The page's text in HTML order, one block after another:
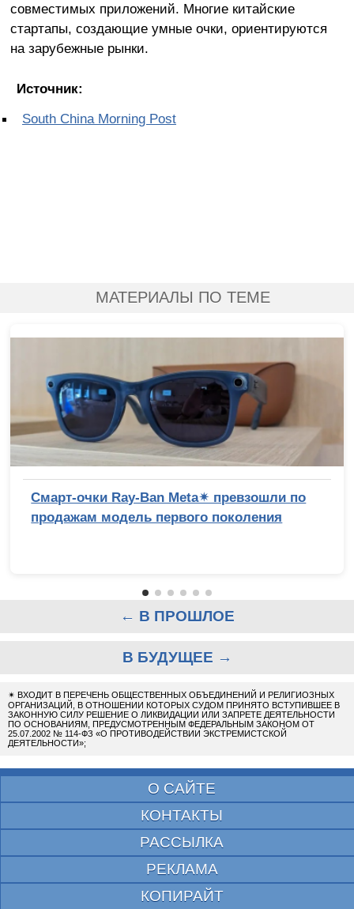
совместимых приложений. Многие китайские
стартапы, создающие умные очки, ориентируются
на зарубежные рынки.
Источник:
South China Morning Post
МАТЕРИАЛЫ ПО ТЕМЕ
Смарт-очки Ray-Ban Meta✴ превзошли по
продажам модель первого поколения
← В ПРОШЛОЕ
В БУДУЩЕЕ →
✴ ВХОДИТ В ПЕРЕЧЕНЬ ОБЩЕСТВЕННЫХ ОБЪЕДИНЕНИЙ И РЕЛИГИОЗНЫХ
ОРГАНИЗАЦИЙ, В ОТНОШЕНИИ КОТОРЫХ СУДОМ ПРИНЯТО ВСТУПИВШЕЕ В
ЗАКОННУЮ СИЛУ РЕШЕНИЕ О ЛИКВИДАЦИИ ИЛИ ЗАПРЕТЕ ДЕЯТЕЛЬНОСТИ
ПО ОСНОВАНИЯМ, ПРЕДУСМОТРЕННЫМ ФЕДЕРАЛЬНЫМ ЗАКОНОМ ОТ
25.07.2002 № 114-ФЗ «О ПРОТИВОДЕЙСТВИИ ЭКСТРЕМИСТСКОЙ
ДЕЯТЕЛЬНОСТИ»;
О САЙТЕ
КОНТАКТЫ
РАССЫЛКА
РЕКЛАМА
КОПИРАЙТ